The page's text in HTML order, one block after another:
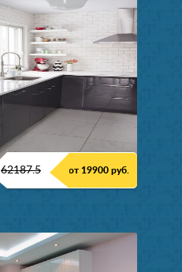
62187.5 от 19900 руб.